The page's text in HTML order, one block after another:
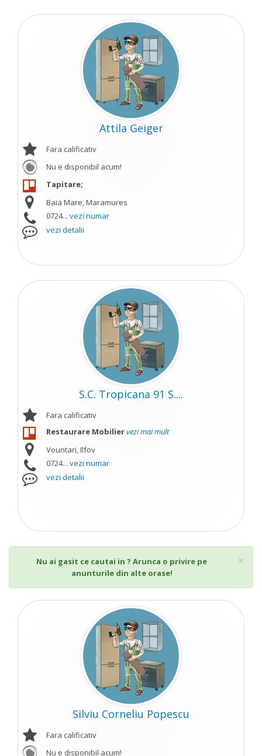
Attila Geiger
Fara calificativ
Nu e disponibil acum!
Tapitare;
Baia Mare, Maramures
0724... vezi numar
vezi detalii
S.C. Tropicana 91 S....
Fara calificativ
Restaurare Mobiliervezi mai mult
Vountari, Ilfov
0724... vezi numar
vezi detalii
×
Nu ai gasit ce cautai in ? Arunca o privire pe
anunturile din alte orase!
Silviu Corneliu Popescu
Fara calificativ
Nu e disponibil acum!